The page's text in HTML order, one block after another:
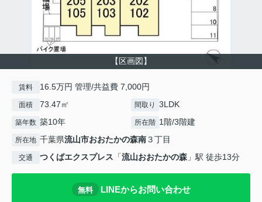
【区画図】
賃料 16.5万円 管理/共益費 7,000円
面積 73.47㎡ 間取り 3LDK
築年数 築10年 所在階 1階/3階建
所在地 千葉県流山市おおたかの森南３丁目
交通 つくばエクスプレス 「流山おおたかの森 」駅 徒歩13分
無料 LINEからお問い合わせ